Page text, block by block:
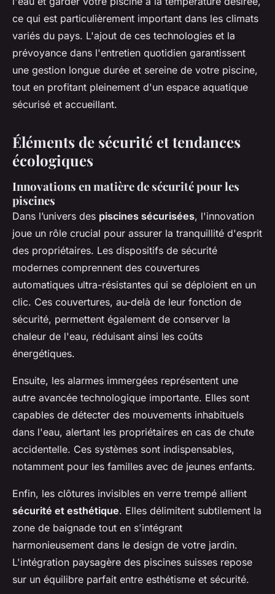
ce qui est particulièrement important dans les climats
variés du pays. L'ajout de ces technologies et la
prévoyance dans l'entretien quotidien garantissent
une gestion longue durée et sereine de votre piscine,
tout en profitant pleinement d'un espace aquatique
sécurisé et accueillant.
Éléments de sécurité et tendances
écologiques
Innovations en matière de sécurité pour les
piscines
Dans l’univers des piscines sécurisées, l'innovation
joue un rôle crucial pour assurer la tranquillité d'esprit
des propriétaires. Les dispositifs de sécurité
modernes comprennent des couvertures
automatiques ultra-résistantes qui se déploient en un
clic. Ces couvertures, au-delà de leur fonction de
sécurité, permettent également de conserver la
chaleur de l'eau, réduisant ainsi les coûts
énergétiques.
Ensuite, les alarmes immergées représentent une
autre avancée technologique importante. Elles sont
capables de détecter des mouvements inhabituels
dans l'eau, alertant les propriétaires en cas de chute
accidentelle. Ces systèmes sont indispensables,
notamment pour les familles avec de jeunes enfants.
Enfin, les clôtures invisibles en verre trempé allient
sécurité et esthétique. Elles délimitent subtilement la
zone de baignade tout en s'intégrant
harmonieusement dans le design de votre jardin.
L'intégration paysagère des piscines suisses repose
sur un équilibre parfait entre esthétisme et sécurité.